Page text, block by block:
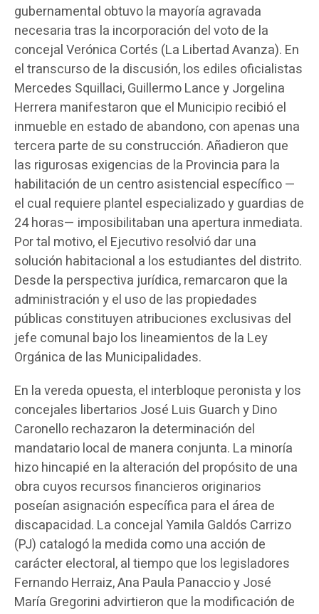
gubernamental obtuvo la mayoría agravada
necesaria tras la incorporación del voto de la
concejal Verónica Cortés (La Libertad Avanza). En
el transcurso de la discusión, los ediles oficialistas
Mercedes Squillaci, Guillermo Lance y Jorgelina
Herrera manifestaron que el Municipio recibió el
inmueble en estado de abandono, con apenas una
tercera parte de su construcción. Añadieron que
las rigurosas exigencias de la Provincia para la
habilitación de un centro asistencial específico —
el cual requiere plantel especializado y guardias de
24 horas— imposibilitaban una apertura inmediata.
Por tal motivo, el Ejecutivo resolvió dar una
solución habitacional a los estudiantes del distrito.
Desde la perspectiva jurídica, remarcaron que la
administración y el uso de las propiedades
públicas constituyen atribuciones exclusivas del
jefe comunal bajo los lineamientos de la Ley
Orgánica de las Municipalidades.
En la vereda opuesta, el interbloque peronista y los
concejales libertarios José Luis Guarch y Dino
Caronello rechazaron la determinación del
mandatario local de manera conjunta. La minoría
hizo hincapié en la alteración del propósito de una
obra cuyos recursos financieros originarios
poseían asignación específica para el área de
discapacidad. La concejal Yamila Galdós Carrizo
(PJ) catalogó la medida como una acción de
carácter electoral, al tiempo que los legisladores
Fernando Herraiz, Ana Paula Panaccio y José
María Gregorini advirtieron que la modificación de